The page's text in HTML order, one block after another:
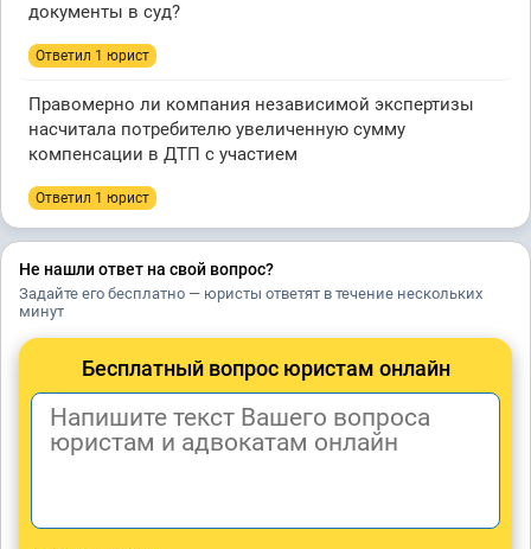
документы в суд?
Ответил 1 юрист
Правомерно ли компания независимой экспертизы
насчитала потребителю увеличенную сумму
компенсации в ДТП с участием
Ответил 1 юрист
Не нашли ответ на свой вопрос?
Задайте его бесплатно — юристы ответят в течение нескольких
минут
Бесплатный вопрос юристам онлайн